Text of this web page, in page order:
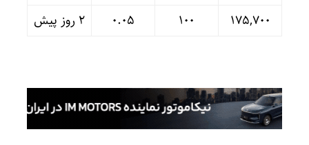
۱۷۵,۷۰۰
۱۰۰ ۰.۰۵ ۲ روز پیش